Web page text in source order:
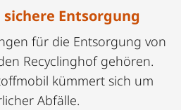
Entsorgung
für die Entsorgung von
Recyclinghof gehören.
kümmert sich um
Abfälle.